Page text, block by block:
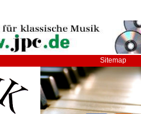
Sitemap